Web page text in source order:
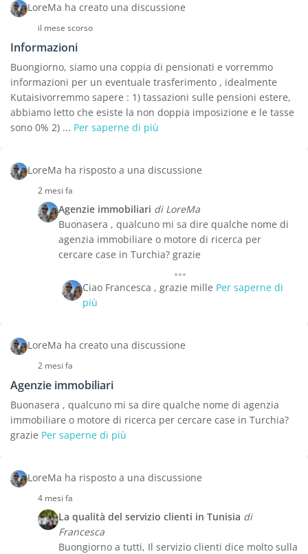
LoreMa ha creato una discussione
il mese scorso
Informazioni
Buongiorno, siamo una coppia di pensionati e vorremmo
informazioni per un eventuale trasferimento , idealmente
Kutaisivorremmo sapere : 1) tassazioni sulle pensioni estere,
abbiamo letto che esiste la non doppia imposizione e le tasse
sono 0% 2) ... Per saperne di più
LoreMa ha risposto a una discussione
2 mesi fa
Agenzie immobiliari di LoreMa
Buonasera , qualcuno mi sa dire qualche nome di
agenzia immobiliare o motore di ricerca per
cercare case in Turchia? grazie
Ciao Francesca , grazie mille Per saperne di
più
LoreMa ha creato una discussione
2 mesi fa
Agenzie immobiliari
Buonasera , qualcuno mi sa dire qualche nome di agenzia
immobiliare o motore di ricerca per cercare case in Turchia?
grazie Per saperne di più
LoreMa ha risposto a una discussione
4 mesi fa
La qualità del servizio clienti in Tunisia di
Francesca
Buongiorno a tutti, Il servizio clienti dice molto sulla